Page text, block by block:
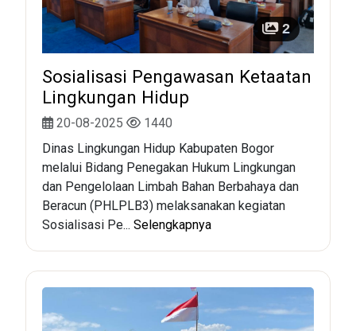
2
Sosialisasi Pengawasan Ketaatan
Lingkungan Hidup
20-08-2025
1440
Dinas Lingkungan Hidup Kabupaten Bogor
melalui Bidang Penegakan Hukum Lingkungan
dan Pengelolaan Limbah Bahan Berbahaya dan
Beracun (PHLPLB3) melaksanakan kegiatan
Sosialisasi Pe... Selengkapnya